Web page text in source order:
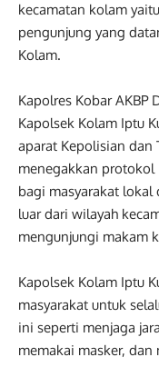
kecamatan kolam
pengunjung yang
Kolam.
Kapolres Kobar AKBP
Kapolsek Kolam Iptu
aparat Kepolisian dan
menegakkan protokol
bagi masyarakat lokal
luar dari wilayah
mengunjungi makam
Kapolsek Kolam Iptu
masyarakat untuk
ini seperti menjaga
memakai masker,